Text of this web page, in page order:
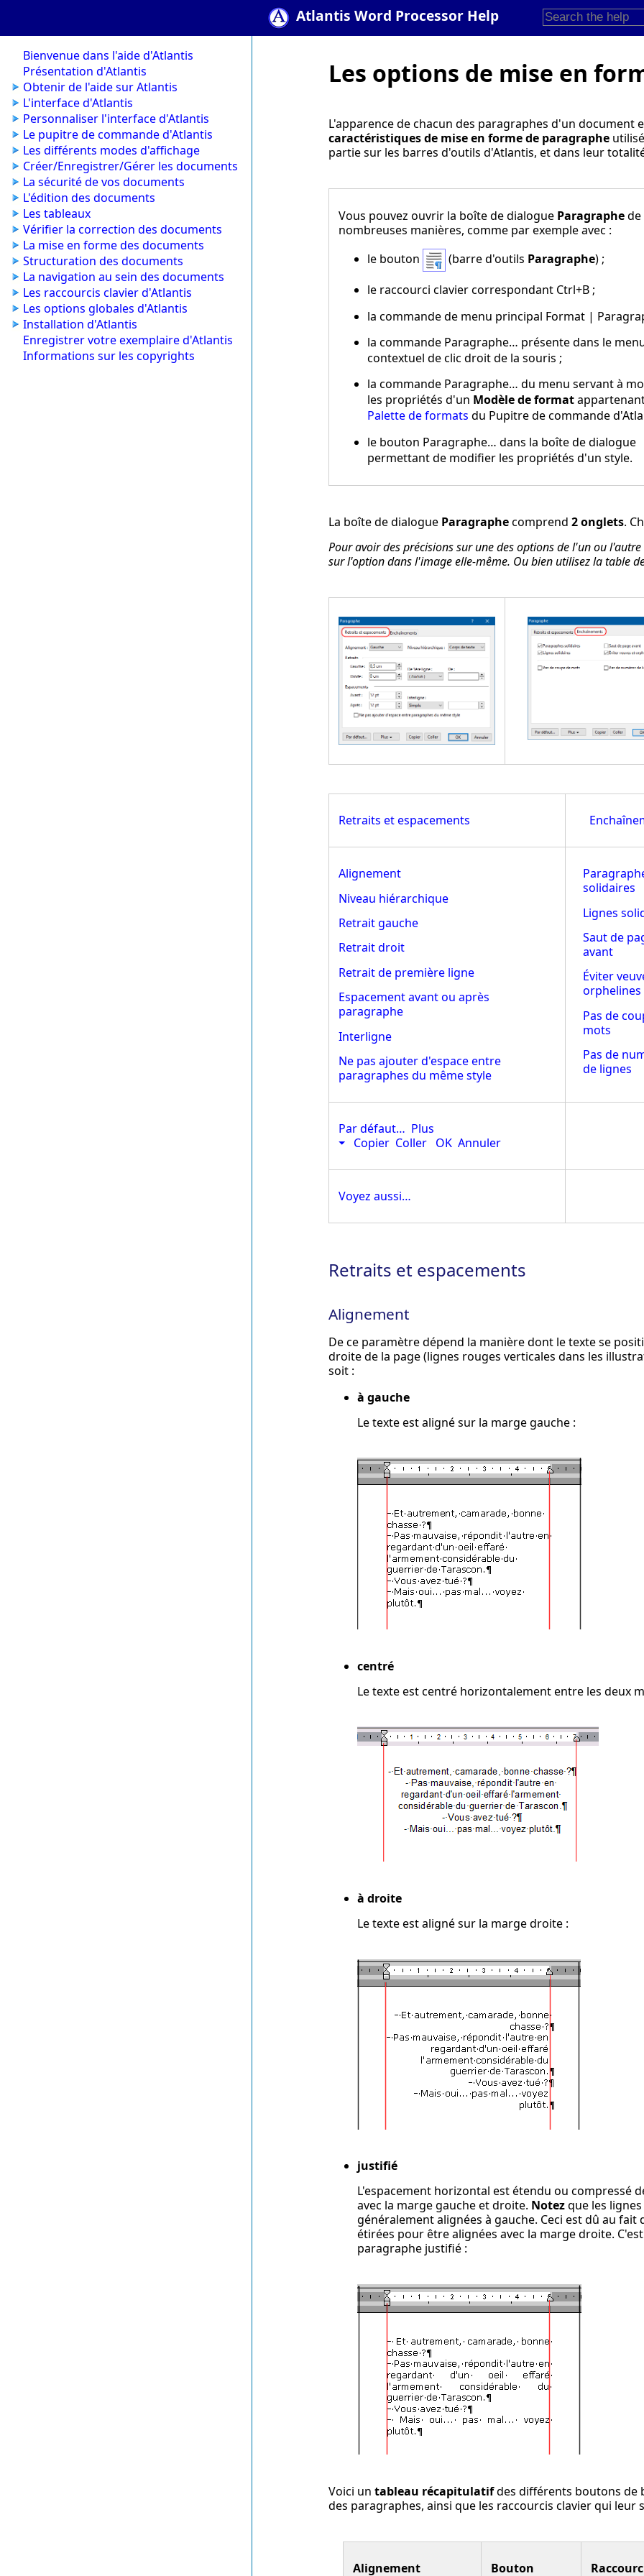
Atlantis Word Processor Help
Bienvenue dans l'aide d'Atlantis
Présentation d'Atlantis
Obtenir de l'aide sur Atlantis
L'interface d'Atlantis
Personnaliser l'interface d'Atlantis
Le pupitre de commande d'Atlantis
Les différents modes d'affichage
Créer/Enregistrer/Gérer les documents
La sécurité de vos documents
L'édition des documents
Les tableaux
Vérifier la correction des documents
La mise en forme des documents
Structuration des documents
La navigation au sein des documents
Les raccourcis clavier d'Atlantis
Les options globales d'Atlantis
Installation d'Atlantis
Enregistrer votre exemplaire d'Atlantis
Informations sur les copyrights
Les options de mise en
L'apparence de chacun des paragraphes d'un document
caractéristiques de mise en forme de paragraphe
partie sur les barres d'outils d'Atlantis, et dans leur
Vous pouvez ouvrir la boîte de dialogue Paragraphede
nombreuses manières, comme par exemple avec :
le bouton
(barre d'outils Paragraphe) ;
le raccourci clavier correspondant Ctrl+B;
la commande de menu principal Format |
la commande Paragraphe… présente dans le
contextuel de clic droit de la souris ;
la commande Paragraphe… du menu servant à
les propriétés d'un Modèle de format
Palette de formats du Pupitre de commande
le bouton Paragraphe… dans la boîte de dialogue
permettant de modifier les propriétés d'un style.
La boîte de dialogue Paragraphecomprend 2 onglets.
Pour avoir des précisions sur une des options de l'un ou
sur l'option dans l'image elle-même. Ou bien utilisez la table
Retraits et espacements
Alignement
Niveau hiérarchique
Retrait gauche
Retrait droit
Retrait de première ligne
Espacement avant ou après
paragraphe
Interligne
Ne pas ajouter d'espace entre
paragraphes du même style
solidaires
Lignes
Saut de
avant
Éviter
orphelines
Pas de
mots
Pas de
de lignes
Par défaut… Plus
⏷
Copier Coller OK Annuler
Voyez aussi…
Retraits et espacements
Alignement
De ce paramètre dépend la manière dont le texte se
droite de la page (lignes rouges verticales dans les
soit :
à gauche
Le texte est aligné sur la marge gauche :
centré
Le texte est centré horizontalement entre les deux
à droite
Le texte est aligné sur la marge droite :
justifié
L'espacement horizontal est étendu ou compressé
avec la marge gauche et droite. Notezque les
généralement alignées à gauche. Ceci est dû au
étirées pour être alignées avec la marge droite.
paragraphe justifié :
Voici un tableau récapitulatifdes différents boutons de
des paragraphes, ainsi que les raccourcis clavier qui leur
Alignement Bouton